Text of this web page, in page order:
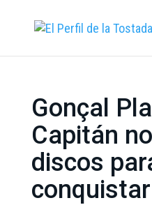
Gonçal
Capitán
discos